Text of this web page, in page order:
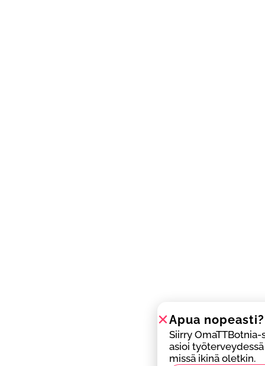
Apua nopeasti?
Siirry
asioi
missä ikinä oletkin.